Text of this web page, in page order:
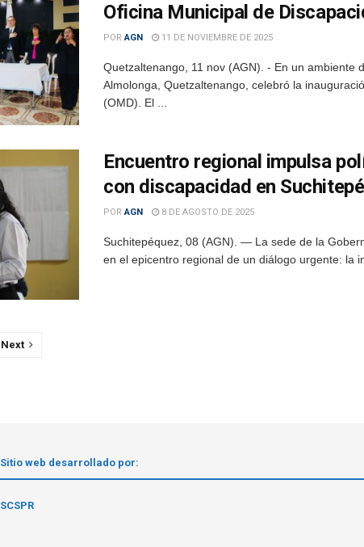
Oficina Municipal de
POR AGN 11 DE NOVIEMBRE DE 2025
Quetzaltenango, 11 nov (AGN). - En un
Almolonga, Quetzaltenango, celebró la
(OMD). El ...
Encuentro regional impulsa
con discapacidad en
POR AGN 8 DE AGOSTO DE 2025
Suchitepéquez, 08 (AGN). — La sede de la
en el epicentro regional de un diálogo urgente: la
Next
Sitio web desarrollado por:
SCSPR